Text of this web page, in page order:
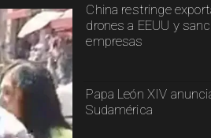
China restringe
drones a EEUU y
empresas
Papa León XIV
Sudamérica